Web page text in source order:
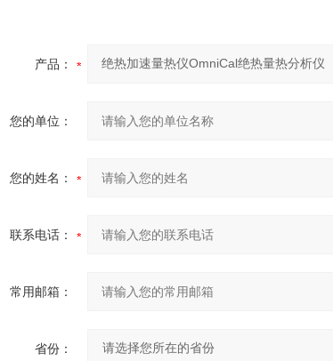
产品：
您的单位：
您的姓名：
联系电话：
常用邮箱：
省份：